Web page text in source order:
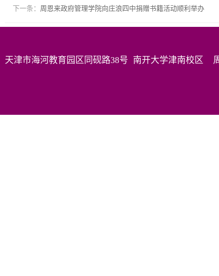
下一条： 周恩来政府管理学院向庄浪四中捐赠书籍活动顺利举办
天津市海河教育园区同砚路38号 南开大学津南校区